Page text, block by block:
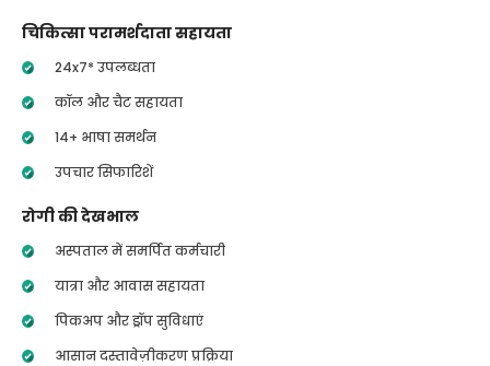
चिकित्सा परामर्शदाता सहायता
24x7* उपलब्धता
कॉल और चैट सहायता
14+ भाषा समर्थन
उपचार सिफारिशें
रोगी की देखभाल
अस्पताल में समर्पित कर्मचारी
यात्रा और आवास सहायता
पिकअप और ड्रॉप सुविधाएं
आसान दस्तावेज़ीकरण प्रक्रिया